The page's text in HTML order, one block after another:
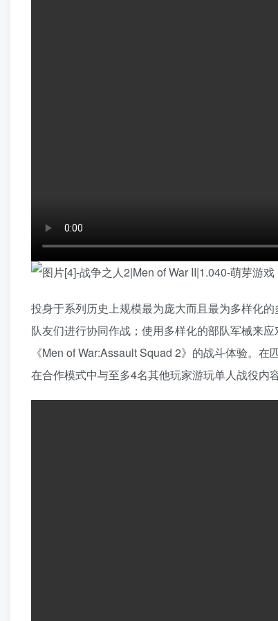
投身于系列历史上规模最为庞大而且最为多样化
队友们进行协同作战；使用多样化的部队军械来
《Men of War:Assault Squad 2》的战斗体验。
在合作模式中与至多4名其他玩家游玩单人战役内容